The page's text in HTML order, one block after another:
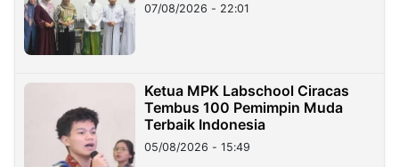
07/08/2026 - 22:01
Ketua MPK Labschool Ciracas
Tembus 100 Pemimpin Muda
Terbaik Indonesia
05/08/2026 - 15:49